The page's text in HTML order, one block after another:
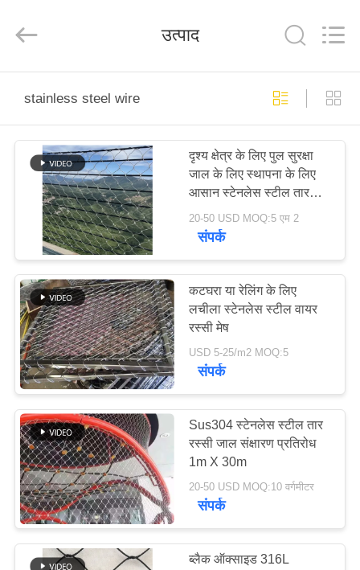
उत्पादों
कारखाना
भ्रमण
गुणवत्ता
नियंत्रण
संपर्क
करें
समाचार
Mesh
उत्पाद
stainless steel wire
दृश्य क्षेत्र के लिए पुल सुरक्षा
जाल के लिए स्थापना के लिए
आसान स्टेनलेस स्टील तार
केबल जाल
20-50 USD MOQ:5 एम 2
संपर्क
कटघरा या रेलिंग के लिए
लचीला स्टेनलेस स्टील वायर
रस्सी मेष
USD 5-25/m2 MOQ:5
संपर्क
Sus304 स्टेनलेस स्टील तार
रस्सी जाल संक्षारण प्रतिरोध
1m X 30m
20-50 USD MOQ:10 वर्गमीटर
संपर्क
ब्लैक ऑक्साइड 316L